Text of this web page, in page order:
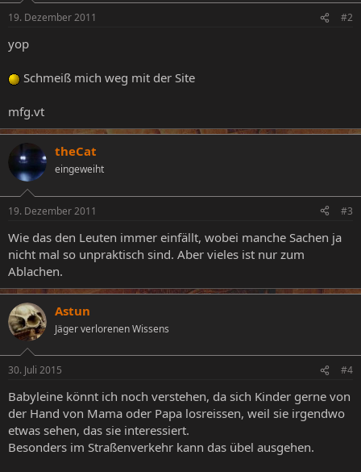
19. Dezember 2011 #2
yop
Schmeiß mich weg mit der Site
mfg.vt
theCat
eingeweiht
19. Dezember 2011 #3
Wie das den Leuten immer einfällt, wobei manche Sachen ja
nicht mal so unpraktisch sind. Aber vieles ist nur zum
Ablachen.
Astun
Jäger verlorenen Wissens
30. Juli 2015 #4
Babyleine könnt ich noch verstehen, da sich Kinder gerne von
der Hand von Mama oder Papa losreissen, weil sie irgendwo
etwas sehen, das sie interessiert.
Besonders im Straßenverkehr kann das übel ausgehen.